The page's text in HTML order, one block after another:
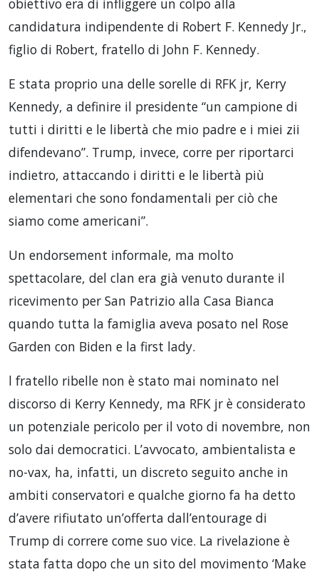
obiettivo era di infliggere un colpo alla
candidatura indipendente di Robert F. Kennedy Jr.,
figlio di Robert, fratello di John F. Kennedy.
E stata proprio una delle sorelle di RFK jr, Kerry
Kennedy, a definire il presidente “un campione di
tutti i diritti e le libertà che mio padre e i miei zii
difendevano”. Trump, invece, corre per riportarci
indietro, attaccando i diritti e le libertà più
elementari che sono fondamentali per ciò che
siamo come americani”.
Un endorsement informale, ma molto
spettacolare, del clan era già venuto durante il
ricevimento per San Patrizio alla Casa Bianca
quando tutta la famiglia aveva posato nel Rose
Garden con Biden e la first lady.
l fratello ribelle non è stato mai nominato nel
discorso di Kerry Kennedy, ma RFK jr è considerato
un potenziale pericolo per il voto di novembre, non
solo dai democratici. L’avvocato, ambientalista e
no-vax, ha, infatti, un discreto seguito anche in
ambiti conservatori e qualche giorno fa ha detto
d’avere rifiutato un’offerta dall’entourage di
Trump di correre come suo vice. La rivelazione è
stata fatta dopo che un sito del movimento ‘Make